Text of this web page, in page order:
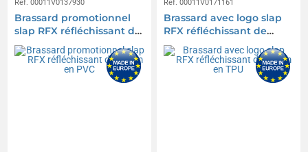
Réf. 00011V0137930
Brassard promotionnel
slap RFX réfléchissant de
38 cm en PVC
Réf. 00011V0171161
Brassard avec logo slap
RFX réfléchissant de
38 cm en TPU